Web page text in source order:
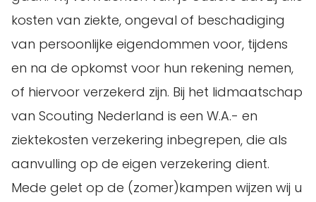
kosten van ziekte, ongeval of beschadiging
van persoonlijke eigendommen voor, tijdens
en na de opkomst voor hun rekening nemen,
of hiervoor verzekerd zijn. Bij het lidmaatschap
van Scouting Nederland is een W.A.- en
ziektekosten verzekering inbegrepen, die als
aanvulling op de eigen verzekering dient.
Mede gelet op de (zomer)kampen wijzen wij u